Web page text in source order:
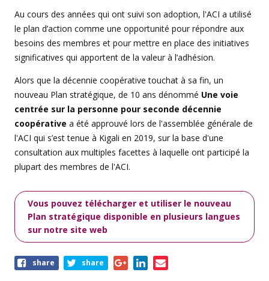
Au cours des années qui ont suivi son adoption, l'ACI a utilisé
le plan d’action comme une opportunité pour répondre aux
besoins des membres et pour mettre en place des initiatives
significatives qui apportent de la valeur à l’adhésion.
Alors que la décennie coopérative touchat à sa fin, un
nouveau Plan stratégique, de 10 ans dénommé Une voie
centrée sur la personne pour seconde décennie
coopérative a été approuvé lors de l'assemblée générale de
l'ACI qui s’est tenue à Kigali en 2019, sur la base d'une
consultation aux multiples facettes à laquelle ont participé la
plupart des membres de l'ACI.
Vous pouvez télécharger et utiliser le nouveau
Plan stratégique disponible en plusieurs langues
sur notre site web
Shareshare share